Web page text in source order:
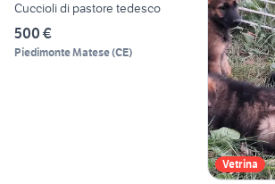
Cuccioli di pastore tedesco
500 €
Piedimonte Matese(CE)
Vetrina